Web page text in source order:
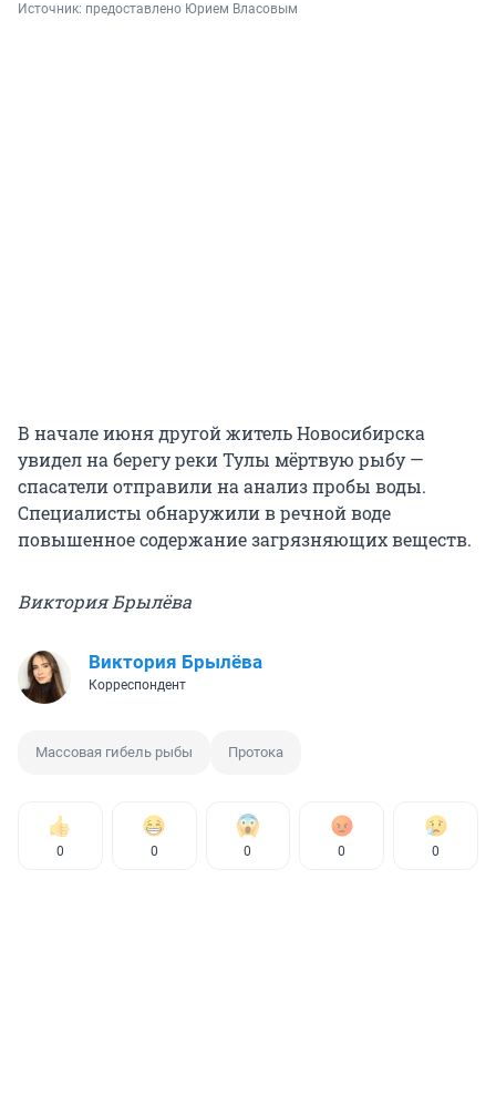
Источник: предоставлено Юрием Власовым
В начале июня другой житель Новосибирска
увидел на берегу реки Тулы мёртвую рыбу —
спасатели отправили на анализ пробы воды.
Специалисты обнаружили в речной воде
повышенное содержание загрязняющих веществ.
Виктория Брылёва
Виктория Брылёва
Корреспондент
Массовая гибель рыбы Протока
0 0 0 0 0